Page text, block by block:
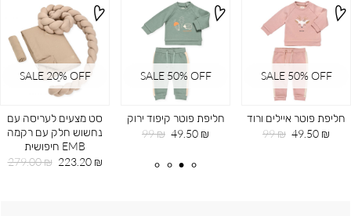
SALE 20ֵ% OFF
סט מצעים לעריסה עם
נחשוש חלק עם רקמה
EMB חיפושית
מחיר
223.20 ₪
מחיר
279.00 ₪
SALE 50% OFF
חליפת פוטר קיפוד ירוק
מחיר
49.50 ₪
מחיר
99 ₪
SALE 50% OFF
חליפת פוטר איילים ורוד
מחיר
49.50 ₪
מחיר
99 ₪